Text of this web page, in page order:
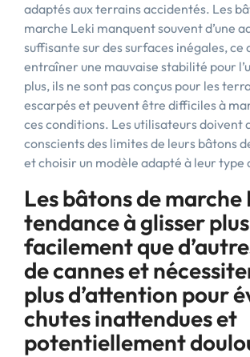
adaptés aux terrains accidentés. Les
marche Leki manquent souvent d’une
suffisante sur des surfaces inégales, ce
entraîner une mauvaise stabilité pour
plus, ils ne sont pas conçus pour les
escarpés et peuvent être difficiles à
ces conditions. Les utilisateurs doivent
conscients des limites de leurs bâtons
et choisir un modèle adapté à leur type
Les bâtons de marche
tendance à glisser plus
facilement que
de cannes et
plus d’attention pour
chutes inattendues et
potentiellement